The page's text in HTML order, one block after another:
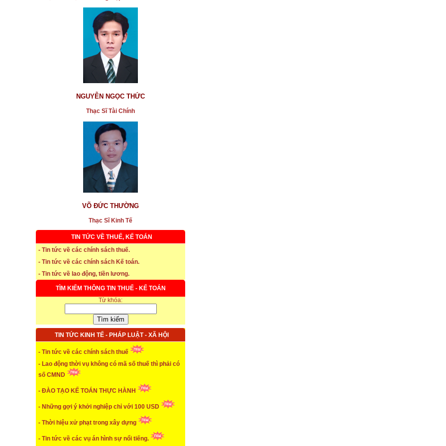
NGUYỄN NGỌC THỨC
Thạc Sĩ Tài Chính
VÕ ĐỨC THƯỜNG
Thạc Sĩ Kinh Tế
TIN TỨC VỀ THUẾ, KẾ TOÁN
- Tin tức về các chính sách thuế.
- Tin tức về các chính sách Kế toán.
- Tin tức về lao động, tiền lương.
TÌM KIẾM THÔNG TIN THUẾ - KẾ TOÁN
Từ khóa:
TIN TỨC KINH TẾ - PHÁP LUẬT - XÃ HỘI
- Tin tức về các chính sách thuế
- Lao động thời vụ không có mã số thuế thì phải có
số CMND
- ĐÀO TẠO KẾ TOÁN THỰC HÀNH
- Những gợi ý khởi nghiệp chỉ với 100 USD
- Thời hiệu xử phạt trong xây dựng
- Tin tức về các vụ án hình sự nổi tiếng.
* Thời hạn đăng ký bảo hiểm thất nghiệp
...xem chi tiết
...xem chi tiết
* NHẬN SINH VIÊN THỰC TẬP
...xem chi tiết
...xem chi tiết
* TUYỂN DỤNG KẾ TOÁN (thường xuyên)
...xem chi tiết